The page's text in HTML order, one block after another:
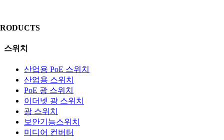
스위치
산업용 PoE 스위치
산업용 스위치
PoE 광 스위치
이더넷 광 스위치
광 스위치
보안기능스위치
미디어 컨버터